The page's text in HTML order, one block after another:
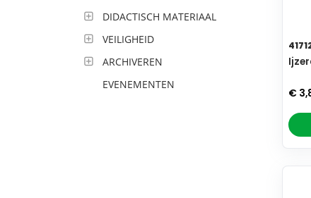
DIDACTISCH MATERIAAL
VEILIGHEID
ARCHIVEREN
EVENEMENTEN
€